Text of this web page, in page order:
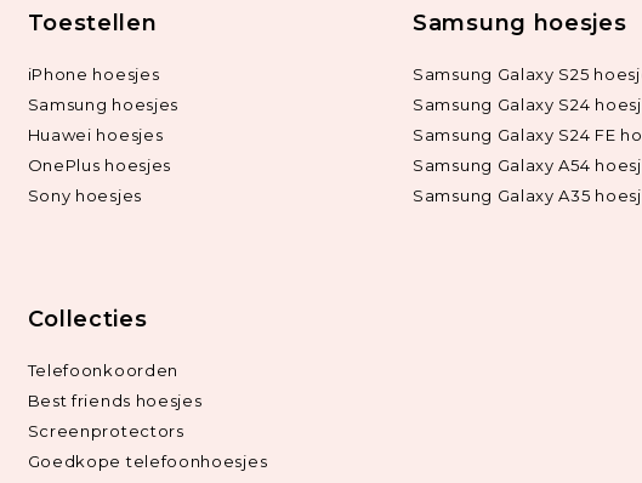
Toestellen
iPhone hoesjes
Samsung hoesjes
Huawei hoesjes
OnePlus hoesjes
Sony hoesjes
Samsung hoesjes
Samsung Galaxy S25
Samsung Galaxy S24
Samsung Galaxy S24 FE
Samsung Galaxy A54
Samsung Galaxy A35
Collecties
Telefoonkoorden
Best friends hoesjes
Screenprotectors
Goedkope telefoonhoesjes